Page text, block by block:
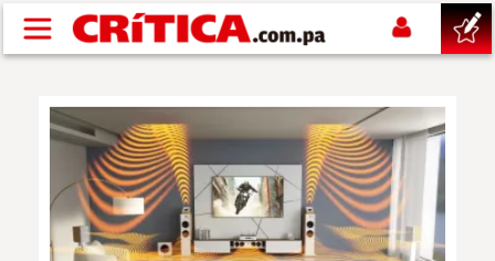
Pasar al contenido principal
NACIONAL